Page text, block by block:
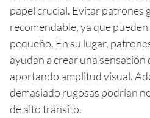
papel crucial. Evitar patrones
recomendable, ya que
pequeño. En su lugar,
ayudan a crear una
aportando amplitud visual.
demasiado rugosas podrían
de alto tránsito.